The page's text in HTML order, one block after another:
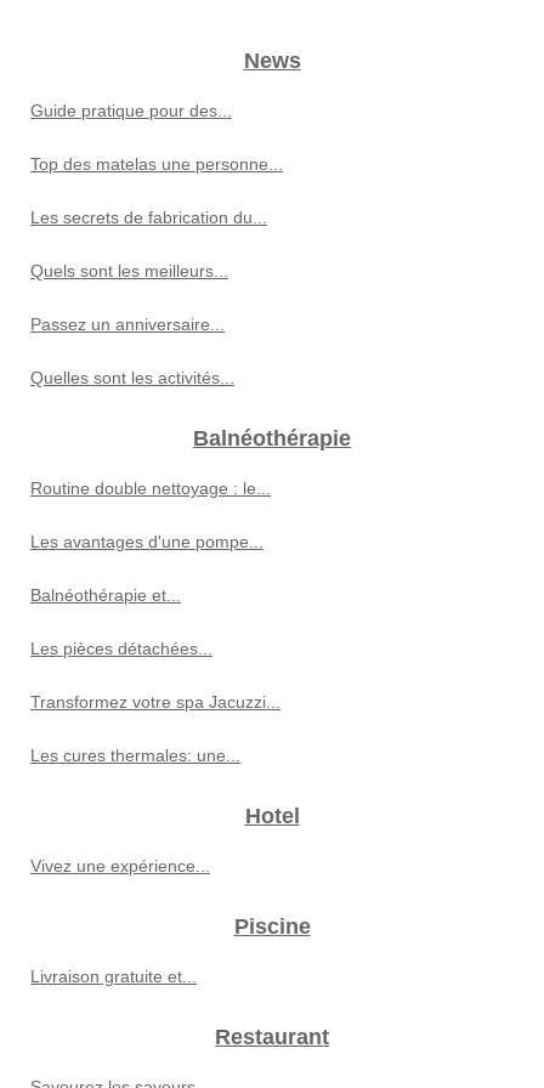
News
Guide pratique pour des...
Top des matelas une personne...
Les secrets de fabrication du...
Quels sont les meilleurs...
Passez un anniversaire...
Quelles sont les activités...
Balnéothérapie
Routine double nettoyage : le...
Les avantages d'une pompe...
Balnéothérapie et...
Les pièces détachées...
Transformez votre spa Jacuzzi...
Les cures thermales: une...
Hotel
Vivez une expérience...
Piscine
Livraison gratuite et...
Restaurant